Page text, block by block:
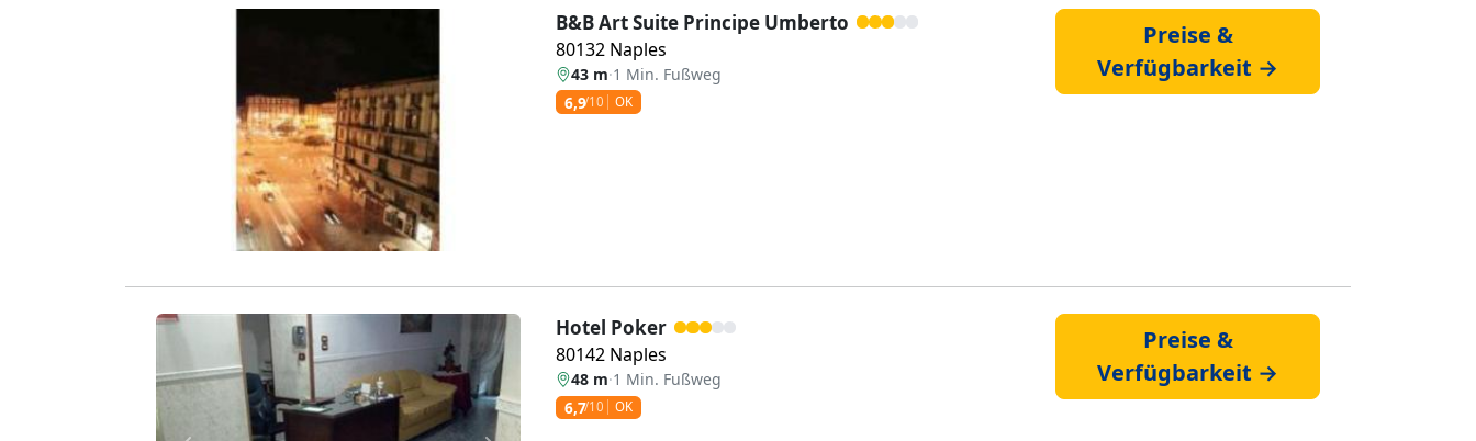
Zurück
B&B Art Suite Principe Umberto
80132 Naples
43 m·1 Min. Fußweg
6,9/10 OK
Preise &
Verfügbarkeit →
Hotel Poker
80142 Naples
48 m·1 Min. Fußweg
6,7/10 OK
Preise &
Verfügbarkeit →